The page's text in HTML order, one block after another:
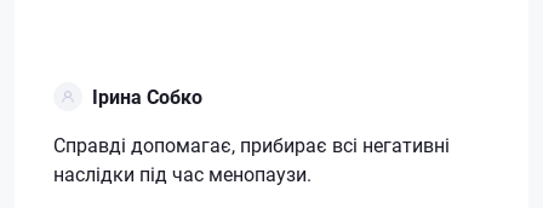
Ірина Собко
Справді допомагає, прибирає всі негативні
наслідки під час менопаузи.